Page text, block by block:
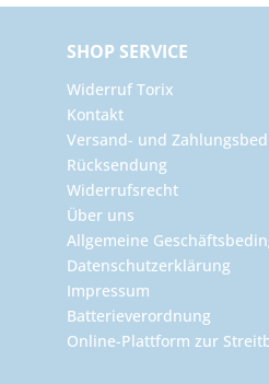
SHOP SERVICE
Widerruf Torix
Kontakt
Versand- und
Rücksendung
Widerrufsrecht
Über uns
Allgemeine
Datenschutzerklärung
Impressum
Batterieverordnung
Online-Plattform zur